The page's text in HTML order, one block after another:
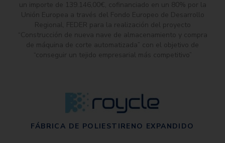
un importe de 139.146,00€, cofinanciado en un 80% por la
Unión Europea a través del Fondo Europeo de Desarrollo
Regional, FEDER para la realización del proyecto
“Construcción de nueva nave de almacenamiento y compra
de máquina de corte automatizada” con el objetivo de
“conseguir un tejido empresarial más competitivo”
FÁBRICA DE POLIESTIRENO EXPANDIDO